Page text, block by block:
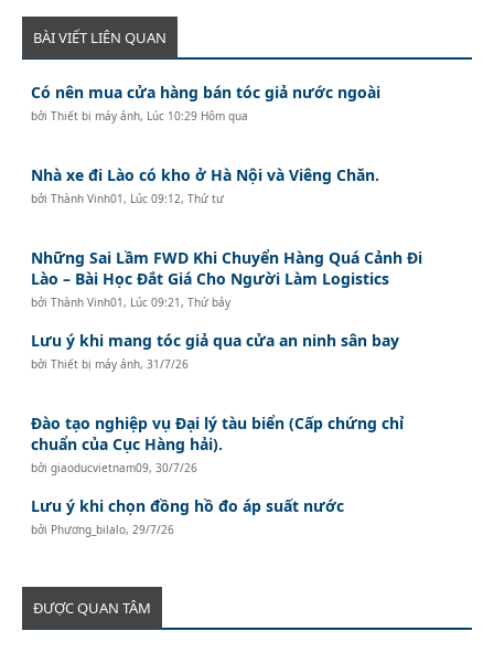
BÀI VIẾT LIÊN QUAN
Có nên mua cửa hàng bán tóc giả nước ngoài
bởiThiết bị máy ảnh, Lúc 10:29 Hôm qua
Nhà xe đi Lào có kho ở Hà Nội và Viêng Chăn.
bởiThành Vinh01 , Lúc 09:12, Thứ tư
Những Sai Lầm FWD Khi Chuyển Hàng Quá Cảnh Đi
Lào – Bài Học Đắt Giá Cho Người Làm Logistics
bởiThành Vinh01 , Lúc 09:21, Thứ bảy
Lưu ý khi mang tóc giả qua cửa an ninh sân bay
bởiThiết bị máy ảnh,31/7/26
Đào tạo nghiệp vụ Đại lý tàu biển (Cấp chứng chỉ
chuẩn của Cục Hàng hải).
bởigiaoducvietnam09,30/7/26
Lưu ý khi chọn đồng hồ đo áp suất nước
bởi Phương_bilalo, 29/7/26
ĐƯỢC QUAN TÂM